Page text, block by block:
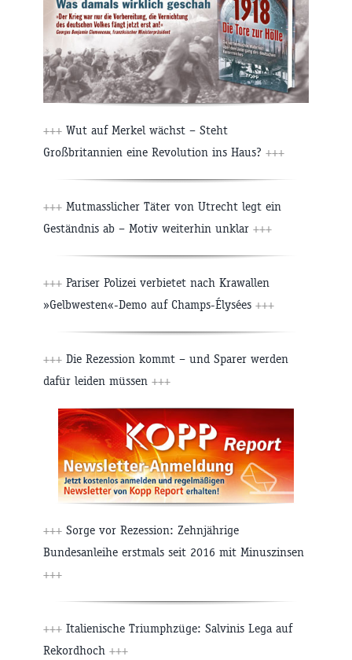
+++ Wut auf Merkel wächst – Steht
Großbritannien eine Revolution ins Haus? +++
+++ Mutmasslicher Täter von Utrecht legt ein
Geständnis ab – Motiv weiterhin unklar +++
+++ Pariser Polizei verbietet nach Krawallen
»Gelbwesten«-Demo auf Champs-Élysées +++
+++ Die Rezession kommt – und Sparer werden
dafür leiden müssen +++
+++ Sorge vor Rezession: Zehnjährige
Bundesanleihe erstmals seit 2016 mit Minuszinsen
+++
+++ Italienische Triumphzüge: Salvinis Lega auf
Rekordhoch +++